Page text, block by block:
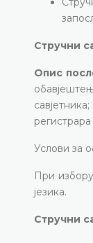
Стручни
Опис
Услови за
При
језика.
Стручни